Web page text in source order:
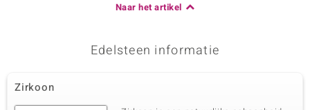
Naar het artikel
Edelsteen informatie
Zirkoon